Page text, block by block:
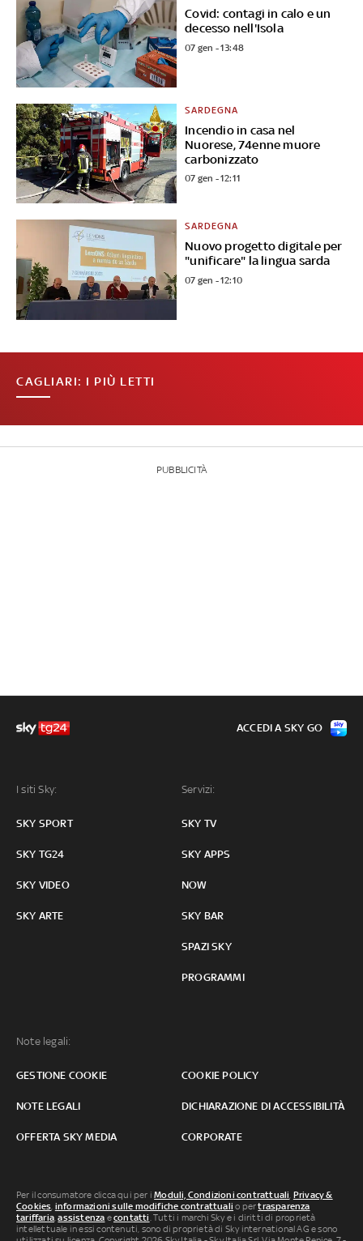
Covid: contagi in calo e un
decesso nell'Isola
07 gen - 13:48
Incendio in casa nel
Nuorese, 74enne muore
carbonizzato
SARDEGNA
07 gen - 12:11
Nuovo progetto digitale per
"unificare" la lingua sarda
SARDEGNA
07 gen - 12:10
CAGLIARI: I PIÙ LETTI
PUBBLICITÀ
I siti Sky:
SKY SPORT
SKY TG24
SKY VIDEO
SKY ARTE
Servizi:
SKY TV
SKY APPS
NOW
SKY BAR
SPAZI SKY
PROGRAMMI
Note legali:
GESTIONE COOKIE COOKIE POLICY
NOTE LEGALI DICHIARAZIONE DI ACCESSIBILITÀ
OFFERTA SKY MEDIA CORPORATE
ACCEDI A SKY GO
Per il consumatore clicca qui per iModuli, Condizioni contrattuali, Privacy &
Cookies, informazioni sulle modifiche contrattuali o pertrasparenza
tariffaria,assistenza econtatti. Tutti i marchi Sky e i diritti di proprietà
intellettuale in essi contenuti, sono di proprietà di Sky international AG e sono